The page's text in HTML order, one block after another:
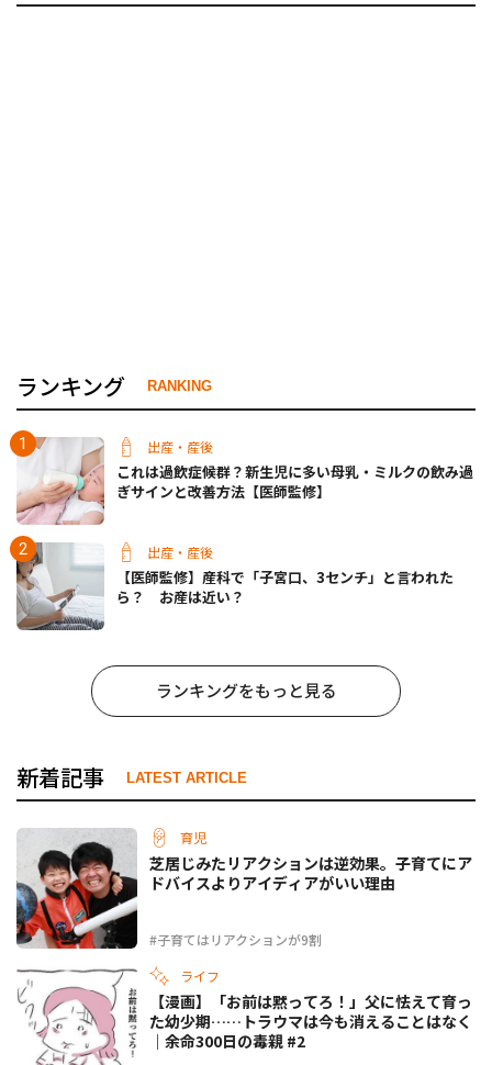
ランキング RANKING
出産・産後
これは過飲症候群？新生児に多い母乳・ミルクの飲み過
ぎサインと改善方法【医師監修】
出産・産後
【医師監修】産科で「子宮口、3センチ」と言われた
ら？ お産は近い？
ランキングをもっと見る
新着記事 LATEST ARTICLE
育児
#子育てはリアクションが9割
芝居じみたリアクションは逆効果。子育てにア
ドバイスよりアイディアがいい理由
ライフ
【漫画】「お前は黙ってろ！」父に怯えて育っ
た幼少期……トラウマは今も消えることはなく
｜余命300日の毒親 #2